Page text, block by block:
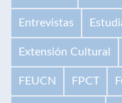
Entrevistas
Extensión Cultural
FEUCN FPCT